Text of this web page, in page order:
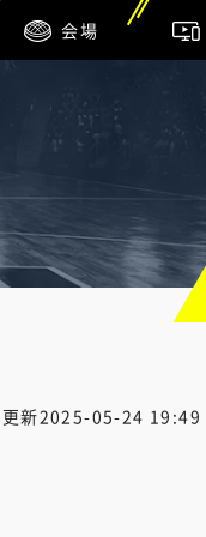
会場
新2025-05-24 19:49